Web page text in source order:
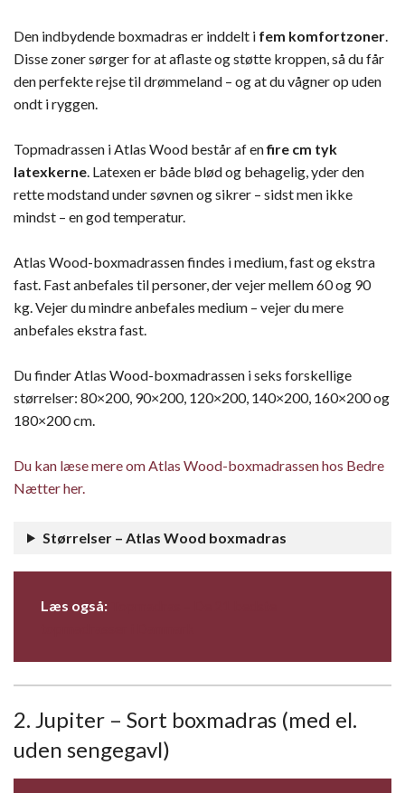
Den indbydende boxmadras er inddelt i fem komfortzoner
Disse zoner sørger for at aflaste og støtte kroppen, så du får
den perfekte rejse til drømmeland – og at du vågner op uden
ondt i ryggen.
Topmadrassen i Atlas Wood består af enfire cm tyk
latexkerne . Latexen er både blød og behagelig, yder den
rette modstand under søvnen og sikrer – sidst men ikke
mindst – en god temperatur.
Atlas Wood-boxmadrassen findes i medium, fast og ekstra
fast. Fast anbefales til personer, der vejer mellem 60 og 90
kg. Vejer du mindre anbefales medium – vejer du mere
anbefales ekstra fast.
Du finder Atlas Wood-boxmadrassen i seks forskellige
størrelser: 80×200, 90×200, 120×200, 140×200, 160×200 og
180×200 cm.
Du kan læse mere om Atlas Wood-boxmadrassen hos Bedre
Nætter her.
Størrelser – Atlas Wood boxmadras
Læs også:
2. Jupiter – Sort boxmadras (med el.
uden sengegavl)